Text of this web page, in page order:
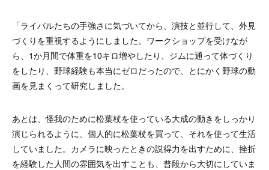
「ライバルたちの手強さに気づいてから、演技と並行して、外見
づくりを重視するようにしました。ワークショップを受けなが
ら、1か月間で体重を10キロ増やしたり、ジムに通って体づくり
をしたり、野球経験も本当にゼロだったので、とにかく野球の動
画を見まくって研究しました。
あとは、怪我のために松葉杖を使っている大成の動きをしっかり
演じられるように、個人的に松葉杖を買って、それを使って生活
していました。カメラに映ったときの説得力を出すために、挫折
を経験した人間の雰囲気を出すことも、普段から大切にしていま